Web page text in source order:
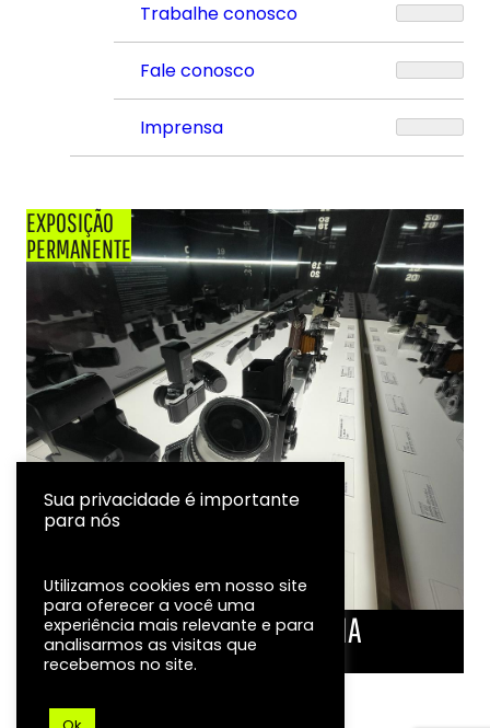
Trabalhe conosco
Fale conosco
Imprensa
EXPOSIÇÃO
PERMANENTE
LINHA DO TEMPO DA FOTOGRAFIA
EXPOSIÇÃO
Sua privacidade é importante
para nós
Utilizamos cookies em nosso site
para oferecer a você uma
experiência mais relevante e para
analisarmos as visitas que
recebemos no site.